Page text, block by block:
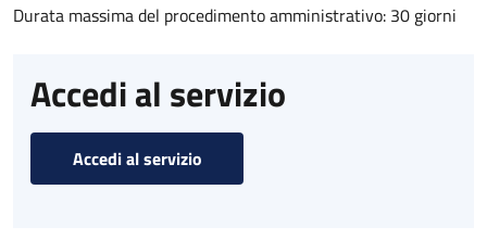
Durata massima del procedimento amministrativo: 30 giorni
Accedi al servizio
Accedi al servizio